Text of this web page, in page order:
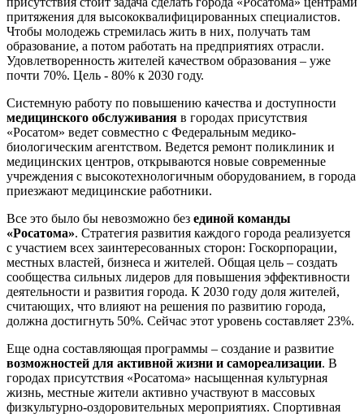
притяжения для высококвалифицированных специалистов.
Чтобы молодежь стремилась жить в них, получать там
образование, а потом работать на предприятиях отрасли.
Удовлетворенность жителей качеством образования – уже
почти 70%. Цель - 80% к 2030 году.
Системную работу по повышению качества и доступности
медицинского обслуживания в городах присутствия
«Росатом» ведет совместно с Федеральным медико-
биологическим агентством. Ведется ремонт поликлиник и
медицинских центров, открываются новые современные
учреждения с высокотехнологичным оборудованием, в города
приезжают медицинские работники.
Все это было бы невозможно без единой команды
«Росатома». Стратегия развития каждого города реализуется
с участием всех заинтересованных сторон: Госкорпорации,
местных властей, бизнеса и жителей. Общая цель – создать
сообщества сильных лидеров для повышения эффективности
деятельности и развития города. К 2030 году доля жителей,
считающих, что влияют на решения по развитию города,
должна достигнуть 50%. Сейчас этот уровень составляет 23%.
Еще одна составляющая программы – создание и развитие
возможностей для активной жизни и самореализации. В
городах присутствия «Росатома» насыщенная культурная
жизнь, местные жители активно участвуют в массовых
физкультурно-оздоровительных мероприятиях. Спортивная